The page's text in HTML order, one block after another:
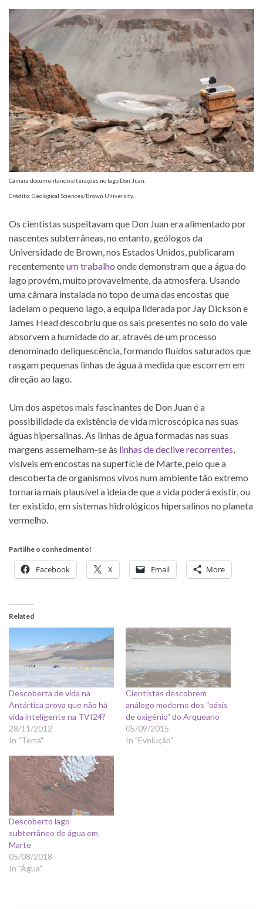
Câmara documentando alterações no lago Don Juan.
Crédito: Geological Sciences/Brown University.
Os cientistas suspeitavam que Don Juan era alimentado por
nascentes subterrâneas, no entanto, geólogos da
Universidade de Brown, nos Estados Unidos, publicaram
recentementeum trabalho onde demonstram que a água do
lago provém, muito provavelmente, da atmosfera. Usando
uma câmara instalada no topo de uma das encostas que
ladeiam o pequeno lago, a equipa liderada por Jay Dickson e
James Head descobriu que os sais presentes no solo do vale
absorvem a humidade do ar, através de um processo
denominado deliquescência, formando fluídos saturados que
rasgam pequenas linhas de água à medida que escorrem em
direção ao lago.
Um dos aspetos mais fascinantes de Don Juan é a
possibilidade da existência de vida microscópica nas suas
águas hipersalinas. As linhas de água formadas nas suas
margens assemelham-se às linhas de declive recorrentes
visíveis em encostas na superfície de Marte, pelo que a
descoberta de organismos vivos num ambiente tão extremo
tornaria mais plausível a ideia de que a vida poderá existir, ou
ter existido, em sistemas hidrológicos hipersalinos no planeta
vermelho.
Partilhe o conhecimento!
Facebook X Email More
Related
Descoberta de vida na
Antártica prova que não há
vida inteligente na TVI24?
28/11/2012
In "Terra"
Cientistas descobrem
análogo moderno dos “oásis
de oxigénio” do Arqueano
05/09/2015
In "Evolução"
Descoberto lago
subterrâneo de água em
Marte
05/08/2018
In "Água"